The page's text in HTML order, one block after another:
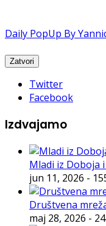
Daily PopUp By
Twitter
Facebook
Izdvajamo
Mladi iz Doboja
jun 11, 2026 -
Društvena
maj 28, 2026 -